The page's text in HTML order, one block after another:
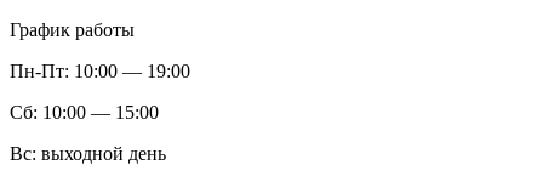
График работы
Пн-Пт: 10:00 — 19:00
Сб: 10:00 — 15:00
Вс: выходной день